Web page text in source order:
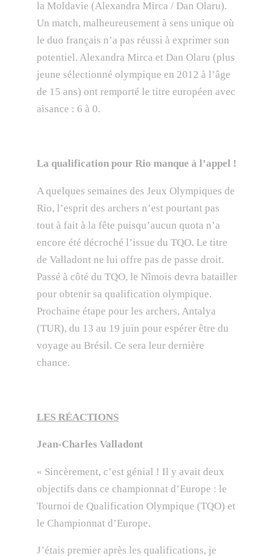
la Moldavie (Alexandra Mirca / Dan Olaru).
Un match, malheureusement à sens unique où
le duo français n’a pas réussi à exprimer son
potentiel. Alexandra Mirca et Dan Olaru (plus
jeune sélectionné olympique en 2012 à l’âge
de 15 ans) ont remporté le titre européen avec
aisance : 6 à 0.
La qualification pour Rio manque à l’appel !
A quelques semaines des Jeux Olympiques de
Rio, l’esprit des archers n’est pourtant pas
tout à fait à la fête puisqu’aucun quota n’a
encore été décroché l’issue du TQO. Le titre
de Valladont ne lui offre pas de passe droit.
Passé à côté du TQO, le Nîmois devra batailler
pour obtenir sa qualification olympique.
Prochaine étape pour les archers, Antalya
(TUR), du 13 au 19 juin pour espérer être du
voyage au Brésil. Ce sera leur dernière
chance.
LES RÉACTIONS
Jean-Charles Valladont
« Sincèrement, c’est génial ! Il y avait deux
objectifs dans ce championnat d’Europe : le
Tournoi de Qualification Olympique (TQO) et
le Championnat d’Europe.
J’étais premier après les qualifications, je